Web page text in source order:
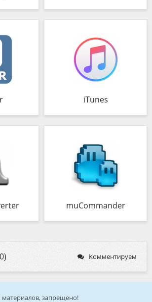
iTunes
muCommander
Комментируем
запрещено!